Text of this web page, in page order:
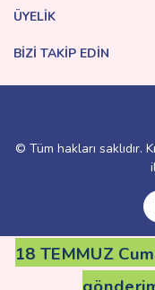
ÜYELİK
BİZİ TAKİP EDİN
© Tüm hakları saklıdır.
18 TEMMUZ